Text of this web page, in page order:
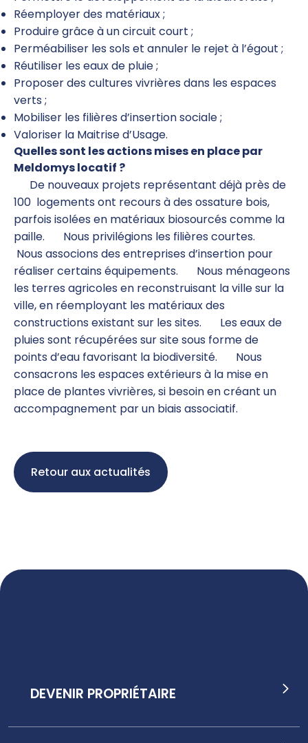
Réemployer des matériaux ;
Produire grâce à un circuit court ;
Perméabiliser les sols et annuler le rejet à l’égout ;
Réutiliser les eaux de pluie ;
Proposer des cultures vivrières dans les espaces
verts ;
Mobiliser les filières d’insertion sociale ;
Valoriser la Maitrise d’Usage.
Quelles sont les actions mises en place par
Meldomys locatif ?
De nouveaux projets représentant déjà près de
100 logements ont recours à des ossature bois,
parfois isolées en matériaux biosourcés comme la
paille.
Nous privilégions les filières courtes.
Nous associons des entreprises d’insertion pour
réaliser certains équipements.
Nous ménageons
les terres agricoles en reconstruisant la ville sur la
ville, en réemployant les matériaux des
constructions existant sur les sites.
Les eaux de
pluies sont récupérées sur site sous forme de
points d’eau favorisant la biodiversité.
Nous
consacrons les espaces extérieurs à la mise en
place de plantes vivrières, si besoin en créant un
accompagnement par un biais associatif.
Retour aux actualités
DEVENIR PROPRIÉTAIRE